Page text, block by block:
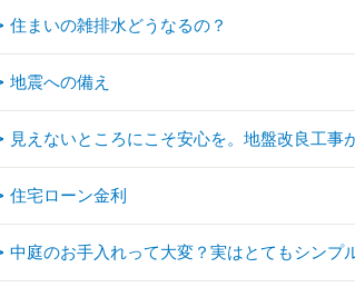
住まいの雑排水どうなるの？
地震への備え
見えないところにこそ安心を。地盤改良工事
住宅ローン金利
中庭のお手入れって大変？実はとてもシンプ